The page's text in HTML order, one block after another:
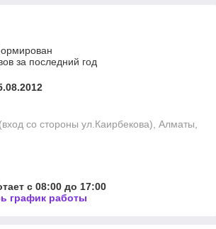
за последний год
со стороны ул.Каирбекова), Алматы,
с 08:00 до 17:00
график работы